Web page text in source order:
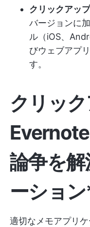
クリックアッ
バージョンに
ル（iOS、
びウェブアプ
す。
クリッ
論争を
ーション
適切なメモアプリ